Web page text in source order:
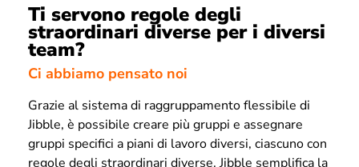
Ti servono regole degli
straordinari diverse per i diversi
team?
Ci abbiamo pensato noi
Grazie al sistema di raggruppamento flessibile di
Jibble, è possibile creare più gruppi e assegnare
gruppi specifici a piani di lavoro diversi, ciascuno con
regole degli straordinari diverse. Jibble semplifica la